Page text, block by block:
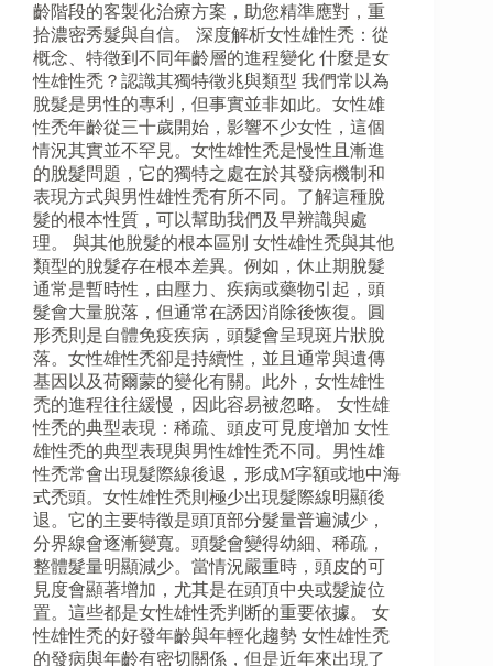
齡階段的客製化治療方案，助您精準應對，重
拾濃密秀髮與自信。 深度解析女性雄性禿：從
概念、特徵到不同年齡層的進程變化 什麼是女
性雄性禿？認識其獨特徵兆與類型 我們常以為
脫髮是男性的專利，但事實並非如此。女性雄
性禿年齡從三十歲開始，影響不少女性，這個
情況其實並不罕見。女性雄性禿是慢性且漸進
的脫髮問題，它的獨特之處在於其發病機制和
表現方式與男性雄性禿有所不同。了解這種脫
髮的根本性質，可以幫助我們及早辨識與處
理。 與其他脫髮的根本區別 女性雄性禿與其他
類型的脫髮存在根本差異。例如，休止期脫髮
通常是暫時性，由壓力、疾病或藥物引起，頭
髮會大量脫落，但通常在誘因消除後恢復。圓
形禿則是自體免疫疾病，頭髮會呈現斑片狀脫
落。女性雄性禿卻是持續性，並且通常與遺傳
基因以及荷爾蒙的變化有關。此外，女性雄性
禿的進程往往緩慢，因此容易被忽略。 女性雄
性禿的典型表現：稀疏、頭皮可見度增加 女性
雄性禿的典型表現與男性雄性禿不同。男性雄
性禿常會出現髮際線後退，形成M字額或地中海
式禿頭。女性雄性禿則極少出現髮際線明顯後
退。它的主要特徵是頭頂部分髮量普遍減少，
分界線會逐漸變寬。頭髮會變得幼細、稀疏，
整體髮量明顯減少。當情況嚴重時，頭皮的可
見度會顯著增加，尤其是在頭頂中央或髮旋位
置。這些都是女性雄性秃判断的重要依據。 女
性雄性禿的好發年齡與年輕化趨勢 女性雄性禿
的發病與年齡有密切關係，但是近年來出現了